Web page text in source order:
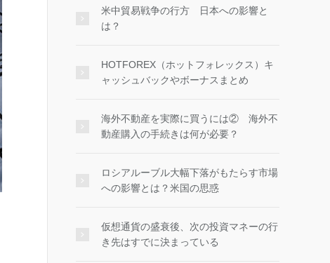
米中貿易戦争の行方 日本への影響と
は？
HOTFOREX（ホットフォレックス）キ
ャッシュバックやボーナスまとめ
海外不動産を実際に買うには② 海外不
動産購入の手続きは何が必要？
ロシアルーブル大幅下落がもたらす市場
への影響とは？米国の思惑
仮想通貨の盛衰後、次の投資マネーの行
き先はすでに決まっている